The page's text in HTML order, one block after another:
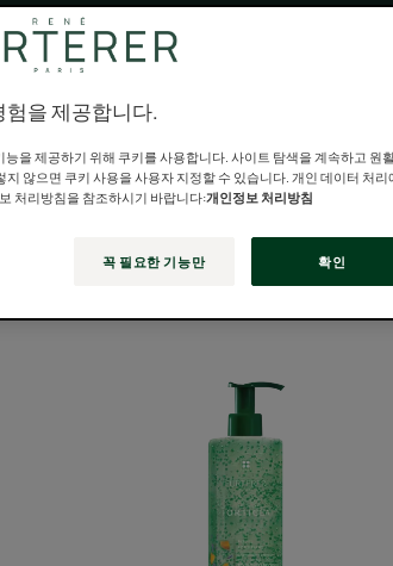
래 활성 성분으로 구성된 르네휘테르의 전
의 모든 아름다움을 드러냅니다.
포
티
샤
에
너
자
이
험을 제공합니다.
을 제공하기 위해 쿠키를 사용합니다. 사이트 탐색을 계속하고 원
않으면 쿠키 사용을 사용자 지정할 수 있습니다. 개인 데이터 처리
처리방침을 참조하시기 바랍니다:개인정보 처리방침
꼭 필요한 기능만 확인